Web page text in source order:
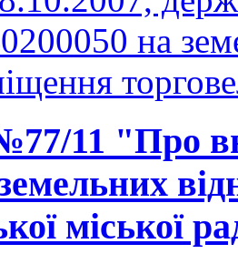
на
11 "Про
міської